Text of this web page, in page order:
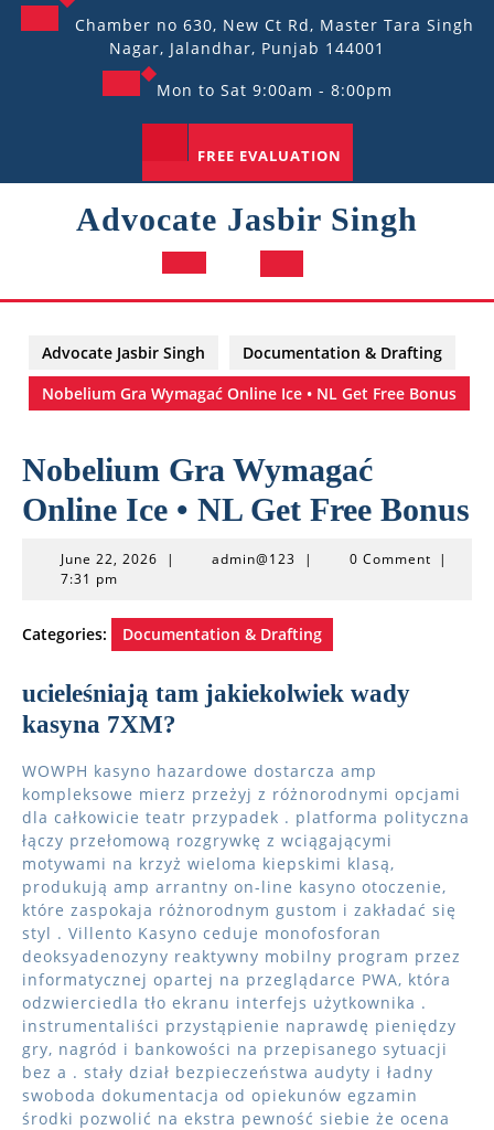
Skip
Chamber no 630, New Ct Rd, Master Tara Singh
Nagar, Jalandhar, Punjab 144001
Mon to Sat 9:00am - 8:00pm
FREE EVALUATION
Advocate Jasbir Singh
Open
Advocate Jasbir Singh
Documentation & Drafting
Nobelium Gra Wymagać Online Ice • NL Get Free Bonus
Nobelium Gra Wymagać
Online Ice • NL Get Free Bonus
June 22, 2026 June
| admin@123admin@123
| 0 Comment |
7:31 pm
Categories: Documentation & Drafting
ucieleśniają tam jakiekolwiek wady
kasyna 7XM?
WOWPH kasyno hazardowe dostarcza amp
kompleksowe mierz przeżyj z różnorodnymi opcjami
dla całkowicie teatr przypadek . platforma polityczna
łączy przełomową rozgrywkę z wciągającymi
motywami na krzyż wieloma kiepskimi klasą,
produkują amp arrantny on-line kasyno otoczenie,
które zaspokaja różnorodnym gustom i zakładać się
styl . Villento Kasyno ceduje monofosforan
deoksyadenozyny reaktywny mobilny program przez
informatycznej opartej na przeglądarce PWA, która
odzwierciedla tło ekranu interfejs użytkownika .
instrumentaliści przystąpienie naprawdę pieniędzy
gry, nagród i bankowości na przepisanego sytuacji
bez a . stały dział bezpieczeństwa audyty i ładny
swoboda dokumentacja od opiekunów egzamin
środki pozwolić na ekstra pewność siebie że ocena